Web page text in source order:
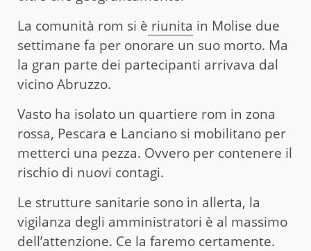
La comunità rom si è riunita in Molise due
settimane fa per onorare un suo morto. Ma
la gran parte dei partecipanti arrivava dal
vicino Abruzzo.
Vasto ha isolato un quartiere rom in zona
rossa, Pescara e Lanciano si mobilitano per
metterci una pezza. Ovvero per contenere il
rischio di nuovi contagi.
Le strutture sanitarie sono in allerta, la
vigilanza degli amministratori è al massimo
dell’attenzione. Ce la faremo certamente.